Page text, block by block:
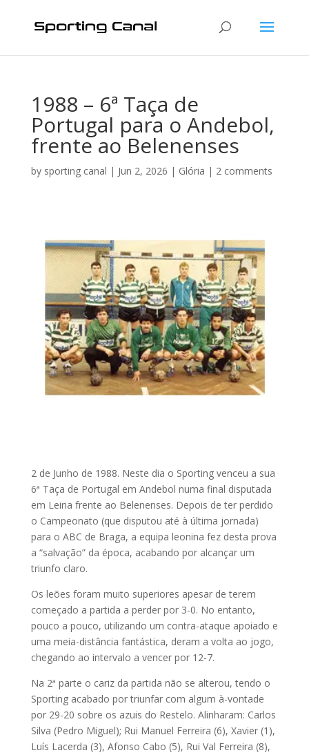
1988 – 6ª Taça de
Portugal para o Andebol,
frente ao Belenenses
by sporting canal | Jun 2, 2026 | Glória | 2 comments
2 de Junho de 1988. Neste dia o Sporting venceu a sua
6ª Taça de Portugal em Andebol numa final disputada
em Leiria frente ao Belenenses. Depois de ter perdido
o Campeonato (que disputou até à última jornada)
para o ABC de Braga, a equipa leonina fez desta prova
a “salvação” da época, acabando por alcançar um
triunfo claro.
Os leões foram muito superiores apesar de terem
começado a partida a perder por 3-0. No entanto,
pouco a pouco, utilizando um contra-ataque apoiado e
uma meia-distância fantástica, deram a volta ao jogo,
chegando ao intervalo a vencer por 12-7.
Na 2ª parte o cariz da partida não se alterou, tendo o
Sporting acabado por triunfar com algum à-vontade
por 29-20 sobre os azuis do Restelo. Alinharam: Carlos
Silva (Pedro Miguel); Rui Manuel Ferreira (6), Xavier (1),
Luís Lacerda (3), Afonso Cabo (5), Rui Val Ferreira (8),